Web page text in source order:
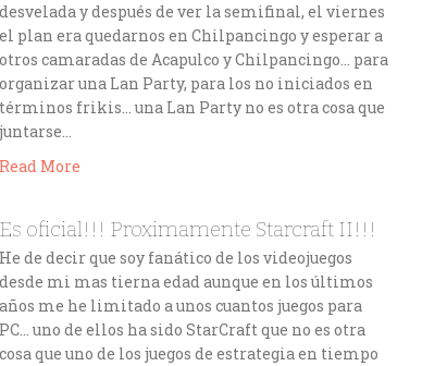
desvelada y después de ver la semifinal, el viernes
el plan era quedarnos en Chilpancingo y esperar a
otros camaradas de Acapulco y Chilpancingo… para
organizar una Lan Party, para los no iniciados en
términos frikis… una Lan Party no es otra cosa que
juntarse…
Read More
Es oficial!!! Proximamente Starcraft II!!!
He de decir que soy fanático de los videojuegos
desde mi mas tierna edad aunque en los últimos
años me he limitado a unos cuantos juegos para
PC… uno de ellos ha sido StarCraft que no es otra
cosa que uno de los juegos de estrategia en tiempo